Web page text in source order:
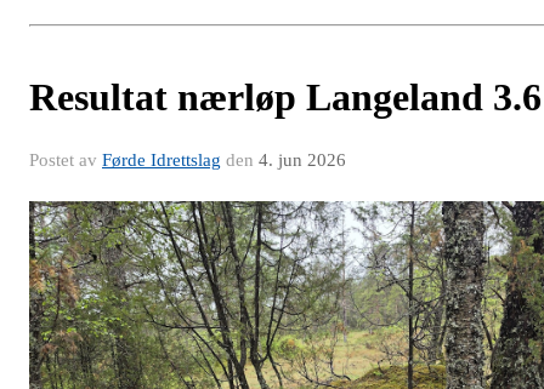
Resultat nærløp Langeland 3.6
Postet av Førde Idrettslag den 4. jun 2026